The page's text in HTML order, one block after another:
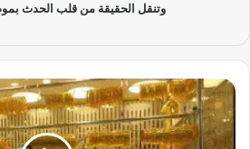
وتنقل الحقيقة من قلب الحدث
أ